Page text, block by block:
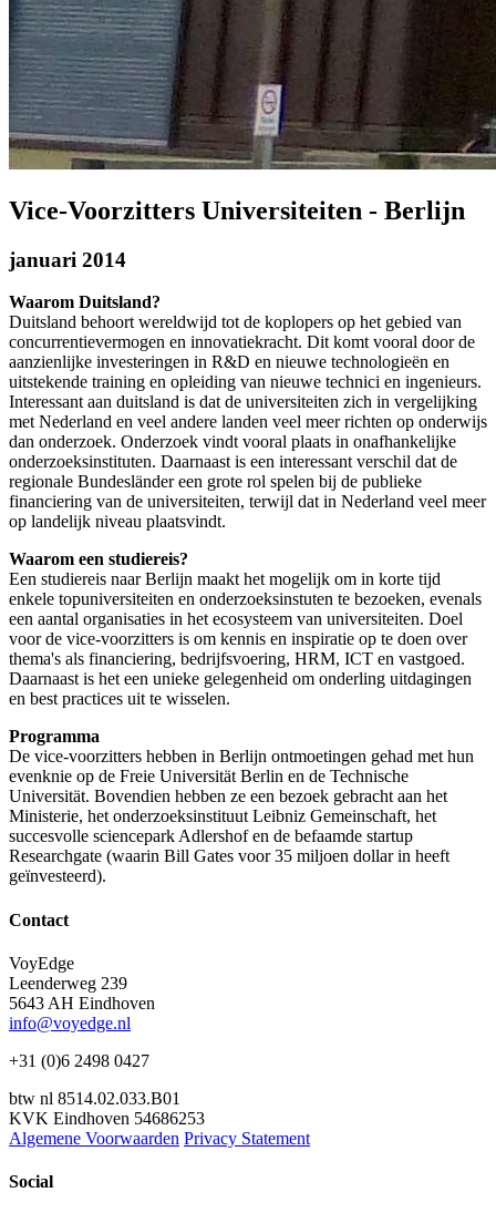
Vice-Voorzitters Universiteiten - Berlijn
januari 2014
Waarom Duitsland?
Duitsland behoort wereldwijd tot de koplopers op het gebied van
concurrentievermogen en innovatiekracht. Dit komt vooral door de
aanzienlijke investeringen in R&D en nieuwe technologieën en
uitstekende training en opleiding van nieuwe technici en ingenieurs.
Interessant aan duitsland is dat de universiteiten zich in vergelijking
met Nederland en veel andere landen veel meer richten op onderwijs
dan onderzoek. Onderzoek vindt vooral plaats in onafhankelijke
onderzoeksinstituten. Daarnaast is een interessant verschil dat de
regionale Bundesländer een grote rol spelen bij de publieke
financiering van de universiteiten, terwijl dat in Nederland veel meer
op landelijk niveau plaatsvindt.
Waarom een studiereis?
Een studiereis naar Berlijn maakt het mogelijk om in korte tijd
enkele topuniversiteiten en onderzoeksinstuten te bezoeken, evenals
een aantal organisaties in het ecosysteem van universiteiten. Doel
voor de vice-voorzitters is om kennis en inspiratie op te doen over
thema's als financiering, bedrijfsvoering, HRM, ICT en vastgoed.
Daarnaast is het een unieke gelegenheid om onderling uitdagingen
en best practices uit te wisselen.
Programma
De vice-voorzitters hebben in Berlijn ontmoetingen gehad met hun
evenknie op de Freie Universität Berlin en de Technische
Universität. Bovendien hebben ze een bezoek gebracht aan het
Ministerie, het onderzoeksinstituut Leibniz Gemeinschaft, het
succesvolle sciencepark Adlershof en de befaamde startup
Researchgate (waarin Bill Gates voor 35 miljoen dollar in heeft
geïnvesteerd).
Contact
VoyEdge
Leenderweg 239
5643 AH Eindhoven
info@voyedge.nl
+31 (0)6 2498 0427
btw nl 8514.02.033.B01
KVK Eindhoven 54686253
Algemene Voorwaarden Privacy Statement
Social